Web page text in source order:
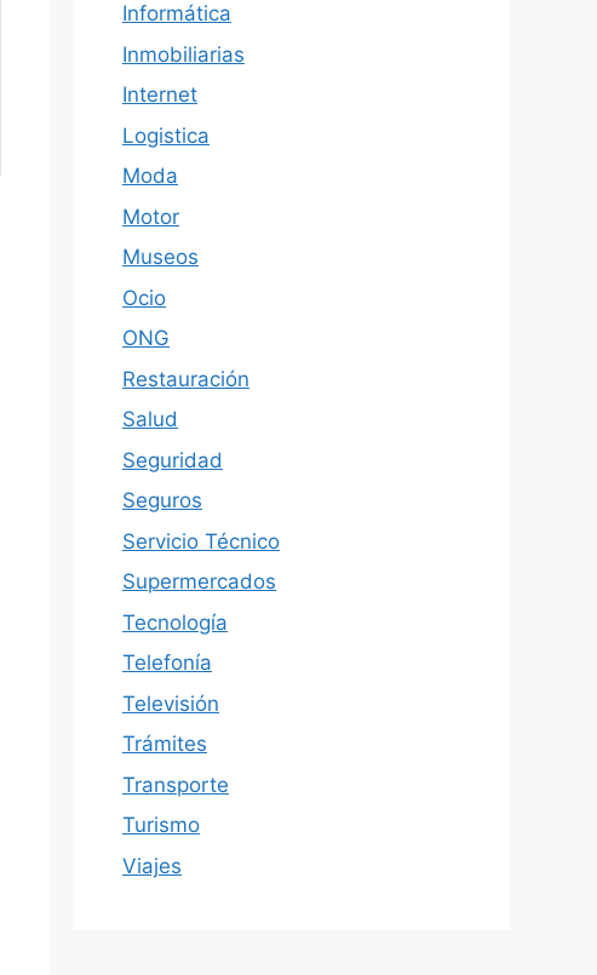
Informática
Inmobiliarias
Internet
Logistica
Moda
Motor
Museos
Ocio
ONG
Restauración
Salud
Seguridad
Seguros
Servicio Técnico
Supermercados
Tecnología
Telefonía
Televisión
Trámites
Transporte
Turismo
Viajes